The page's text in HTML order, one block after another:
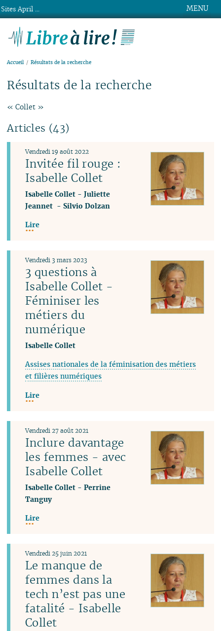
MENU
Accueil Résultats de la recherche
Résultats de la recherche
« Collet »
Articles (43)
Invitée fil rouge :
Isabelle Collet
Vendredi 19 août 2022
Isabelle Collet -Juliette
Jeannet -Silvio Dolzan
Lire
3 questions à
Isabelle Collet -
Féminiser les
métiers du
numérique
Vendredi 3 mars 2023
Isabelle Collet
Assises nationales de la féminisation des métiers
et filières numériques
Lire
Inclure davantage
les femmes - avec
Isabelle Collet
Vendredi 27 août 2021
Isabelle Collet -Perrine
Tanguy
Lire
Le manque de
femmes dans la
tech n’est pas une
fatalité - Isabelle
Collet
Vendredi 25 juin 2021
Sites April ...